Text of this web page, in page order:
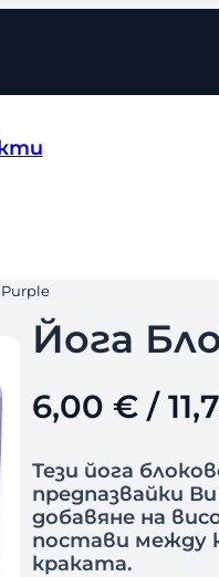
Йога
6,00 €/
Тези йога
предпазвайки
добавяне на
постави между
краката.